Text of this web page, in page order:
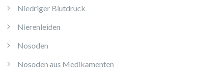
Niedriger Blutdruck
Nierenleiden
Nosoden
Nosoden aus Medikamenten